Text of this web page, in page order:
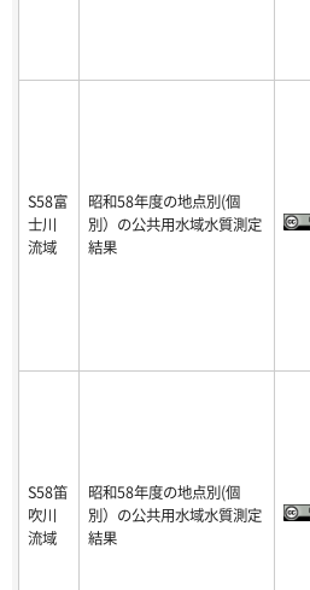
S58富
士川
流域
昭和58年度の地点別(個
別）の公共用水域水質測定
結果
S58笛
吹川
流域
昭和58年度の地点別(個
別）の公共用水域水質測定
結果